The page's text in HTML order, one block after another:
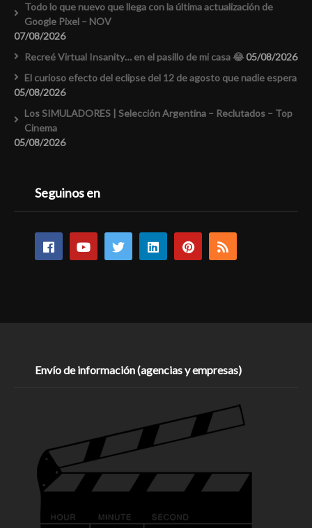
Todo lo que nuevo que llega con la última actualización de
Google Pixel – NOV
07/08/2026
Recreé Virtual Insanity… en el pasillo de mi casa 😂05/08/2026
El curioso efecto del eclipse del 12 de agosto que nadie espera
05/08/2026
Los SIMULADORES | Selección Argentina – Reclutados – Top
Cinema
05/08/2026
Seguinos en
Envío de información (agencias y empresas)